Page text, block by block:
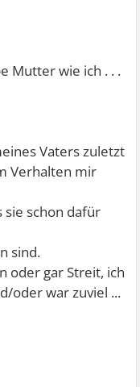
Mutter wie ich . . .
Vaters zuletzt
Verhalten mir
sie schon dafür
sind.
oder gar Streit, ich
oder war zuviel ...